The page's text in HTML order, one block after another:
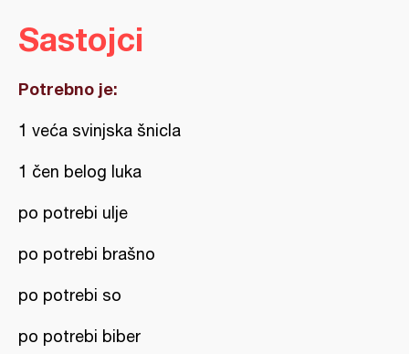
Sastojci
Potrebno je:
1 veća svinjska šnicla
1 čen belog luka
po potrebi ulje
po potrebi brašno
po potrebi so
po potrebi biber